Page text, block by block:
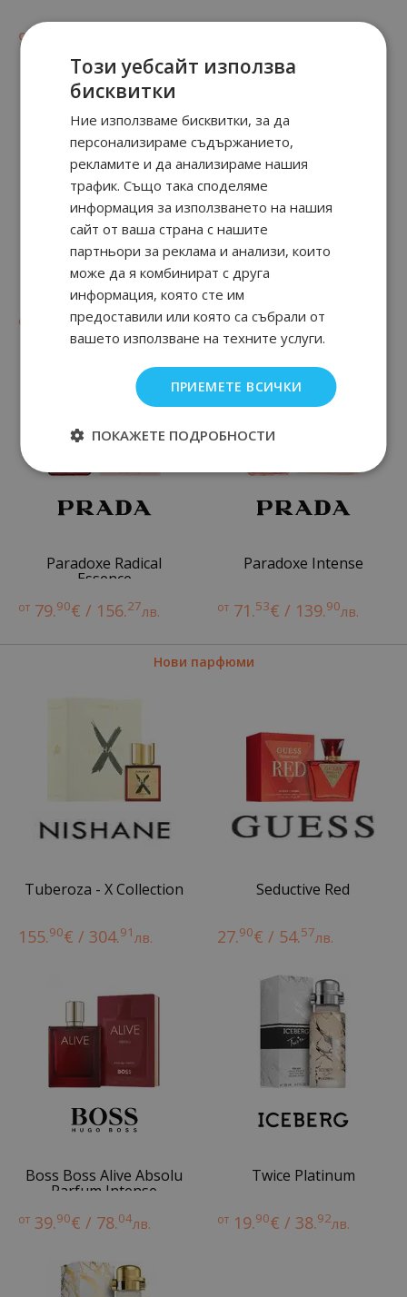
96.
Paradoxe Intense
от 53€ / 139.90лв.
Candy Night
49.
40.85€ / 79.90лв.
Paradoxe Radical
Essence
от 79.90€ / 156.27лв.
Paradoxe Intense
от 71.53€ / 139.90лв.
Нови парфюми
Tuberoza - X Collection
155.90€ / 304.91лв.
Seductive Red
27.90€ / 54.57лв.
Boss Boss Alive Absolu
Parfum Intense
от 39.90€ / 78.04лв.
Twice Platinum
от 19.90€ / 38.92лв.
Този уебсайт използва
бисквитки
Ние използваме бисквитки, за да
персонализираме съдържанието,
рекламите и да анализираме нашия
трафик. Също така споделяме
информация за използването на нашия
сайт от ваша страна с нашите
партньори за реклама и анализи, които
може да я комбинират с друга
информация, която сте им
предоставили или която са събрали от
вашето използване на техните услуги.
ПРИЕМЕТЕ ВСИЧКИ
ПОКАЖЕТЕ ПОДРОБНОСТИ